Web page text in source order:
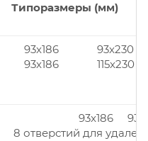
Типоразмеры (мм)
93x186
93x186
93x230
115x230
93x186
8 отверстий для